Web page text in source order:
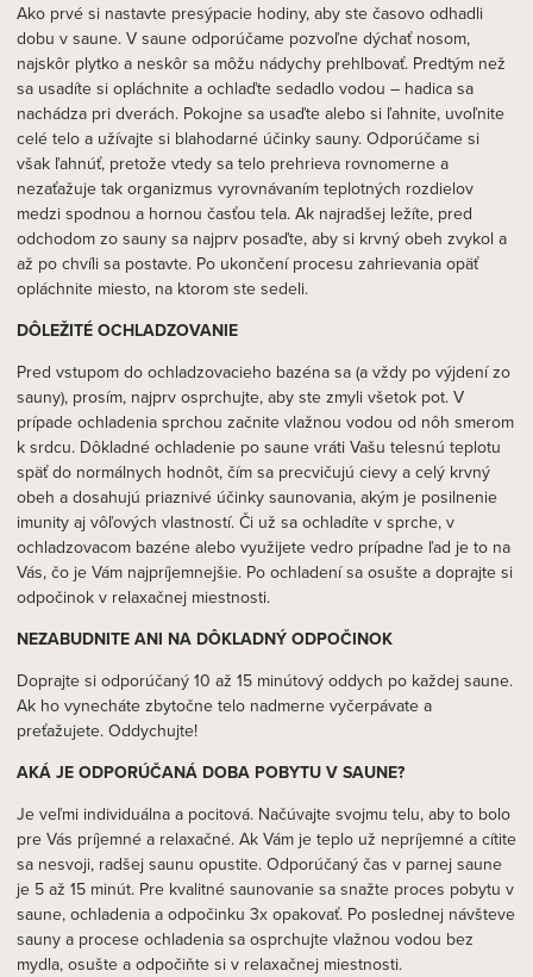
Ako prvé si nastavte presýpacie hodiny, aby ste časovo odhadli
dobu v saune. V saune odporúčame pozvoľne dýchať nosom,
najskôr plytko a neskôr sa môžu nádychy prehlbovať. Predtým než
sa usadíte si opláchnite a ochlaďte sedadlo vodou – hadica sa
nachádza pri dverách. Pokojne sa usaďte alebo si ľahnite, uvoľnite
celé telo a užívajte si blahodarné účinky sauny. Odporúčame si
však ľahnúť, pretože vtedy sa telo prehrieva rovnomerne a
nezaťažuje tak organizmus vyrovnávaním teplotných rozdielov
medzi spodnou a hornou časťou tela. Ak najradšej ležíte, pred
odchodom zo sauny sa najprv posaďte, aby si krvný obeh zvykol a
až po chvíli sa postavte. Po ukončení procesu zahrievania opäť
opláchnite miesto, na ktorom ste sedeli.
DÔLEŽITÉ OCHLADZOVANIE
Pred vstupom do ochladzovacieho bazéna sa (a vždy po výjdení zo
sauny), prosím, najprv osprchujte, aby ste zmyli všetok pot. V
prípade ochladenia sprchou začnite vlažnou vodou od nôh smerom
k srdcu. Dôkladné ochladenie po saune vráti Vašu telesnú teplotu
späť do normálnych hodnôt, čím sa precvičujú cievy a celý krvný
obeh a dosahujú priaznivé účinky saunovania, akým je posilnenie
imunity aj vôľových vlastností. Či už sa ochladíte v sprche, v
ochladzovacom bazéne alebo využijete vedro prípadne ľad je to na
Vás, čo je Vám najpríjemnejšie. Po ochladení sa osušte a doprajte si
odpočinok v relaxačnej miestnosti.
NEZABUDNITE ANI NA DÔKLADNÝ ODPOČINOK
Doprajte si odporúčaný 10 až 15 minútový oddych po každej saune.
Ak ho vynecháte zbytočne telo nadmerne vyčerpávate a
preťažujete. Oddychujte!
AKÁ JE ODPORÚČANÁ DOBA POBYTU V SAUNE?
Je veľmi individuálna a pocitová. Načúvajte svojmu telu, aby to bolo
pre Vás príjemné a relaxačné. Ak Vám je teplo už nepríjemné a cítite
sa nesvoji, radšej saunu opustite. Odporúčaný čas v parnej saune
je 5 až 15 minút. Pre kvalitné saunovanie sa snažte proces pobytu v
saune, ochladenia a odpočinku 3x opakovať. Po poslednej návšteve
sauny a procese ochladenia sa osprchujte vlažnou vodou bez
mydla, osušte a odpočiňte si v relaxačnej miestnosti.